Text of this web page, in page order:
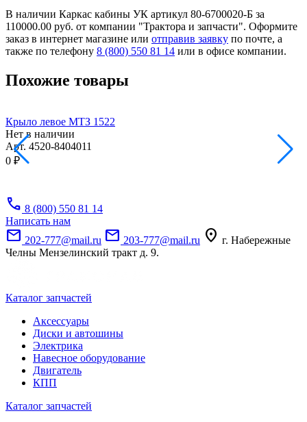
В наличии Каркас кабины УК артикул 80-6700020-Б за
110000.00 руб. от компании "Трактора и запчасти". Оформите
заказ в интернет магазине или отправив заявку по почте, а
также по телефону 8 (800) 550 81 14 или в офисе компании.
Похожие товары
Крыло левое МТЗ 1522
Нет в наличии
Арт. 4520-8404011
0 ₽
call 8 (800) 550 81 14
Написать нам
mail 202-777@mail.ru mail 203-777@mail.ru location_on г. Набережные
Челны Мензелинский тракт д. 9.
Каталог запчастей
Аксессуары
Диски и автошины
Электрика
Навесное оборудование
Двигатель
КПП
Каталог запчастей